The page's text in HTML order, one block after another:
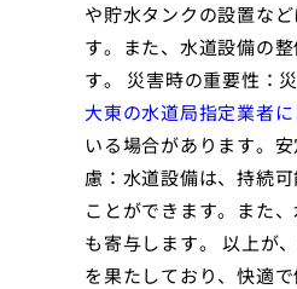
や貯水タンクの設置な
す。また、水道設備の
す。 災害時の重要性：
大東の水道局指定業者に
いる場合があります。
慮：水道設備は、持続
ことができます。また
も寄与します。 以上が
を果たしており、快適